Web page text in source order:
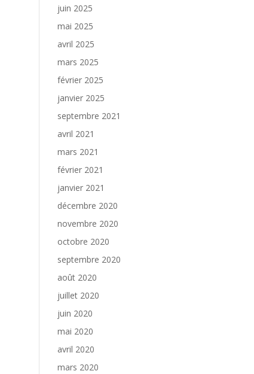
juin 2025
mai 2025
avril 2025
mars 2025
février 2025
janvier 2025
septembre 2021
avril 2021
mars 2021
février 2021
janvier 2021
décembre 2020
novembre 2020
octobre 2020
septembre 2020
août 2020
juillet 2020
juin 2020
mai 2020
avril 2020
mars 2020